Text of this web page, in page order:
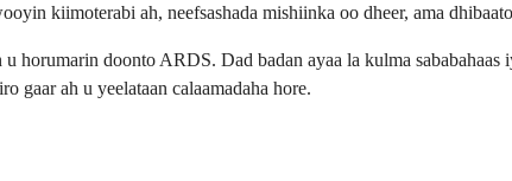
kiimoterabi ah, neefsashada mishiinka oo dheer, ama
horumarin doonto ARDS. Dad badan ayaa la kulma sababahaas
gaar ah u yeelataan calaamadaha hore.